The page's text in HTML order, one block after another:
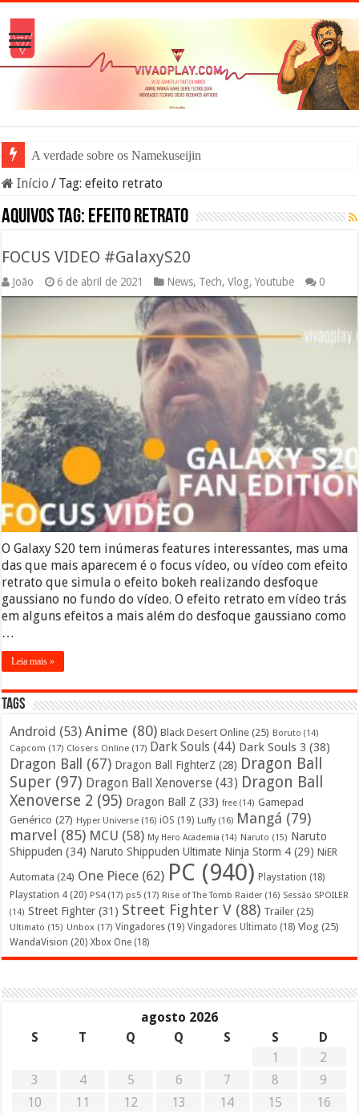
A verdade sobre os Namekuseijins – DR
Início / Tag:efeito retrato
Aquivos tag: efeito retrato
FOCUS VIDEO #GalaxyS20
João 6 de abril de 2021 News, Tech,Vlog,Youtube 0
O Galaxy S20 tem inúmeras features interessantes, mas uma
das que mais aparecem é o focus vídeo, ou vídeo com efeito
retrato que simula o efeito bokeh realizando desfoque
gaussiano no fundo do vídeo. O efeito retrato em vídeo trás
em alguns efeitos a mais além do desfoque gaussiano como
…
Leia mais »
Tags
Android (53) Anime (80) Black Desert Online (25) Boruto (14)
Capcom (17) Closers Online (17) Dark Souls (44) Dark Souls 3 (38)
Dragon Ball (67) Dragon Ball FighterZ (28) Dragon Ball
Super (97) Dragon Ball Xenoverse (43) Dragon Ball
Xenoverse 2 (95) Dragon Ball Z (33) free (14) Gamepad
Genérico (27) Hyper Universe (16) iOS (19) Luffy(16) Mangá (79)
marvel (85) MCU (58) My Hero Academia (14) Naruto (15) Naruto
Shippuden (34) Naruto Shippuden Ultimate Ninja Storm 4 (29) NiER
Automata (24) One Piece (62) PC (940) Playstation (18)
Playstation 4 (20) PS4(17) ps5 (17) Rise of The Tomb Raider (16) Sessão SPOILER
(14) Street Fighter (31) Street Fighter V (88) Trailer (25)
Ultimato (15) Unbox (17) Vingadores (19) Vingadores Ultimato (18) Vlog (25)
WandaVision (20) Xbox One (18)
agosto 2026
S
T Q Q S S
D
1
2
3
4 5 6 7 8
9
10
11 12 13 14 15
16